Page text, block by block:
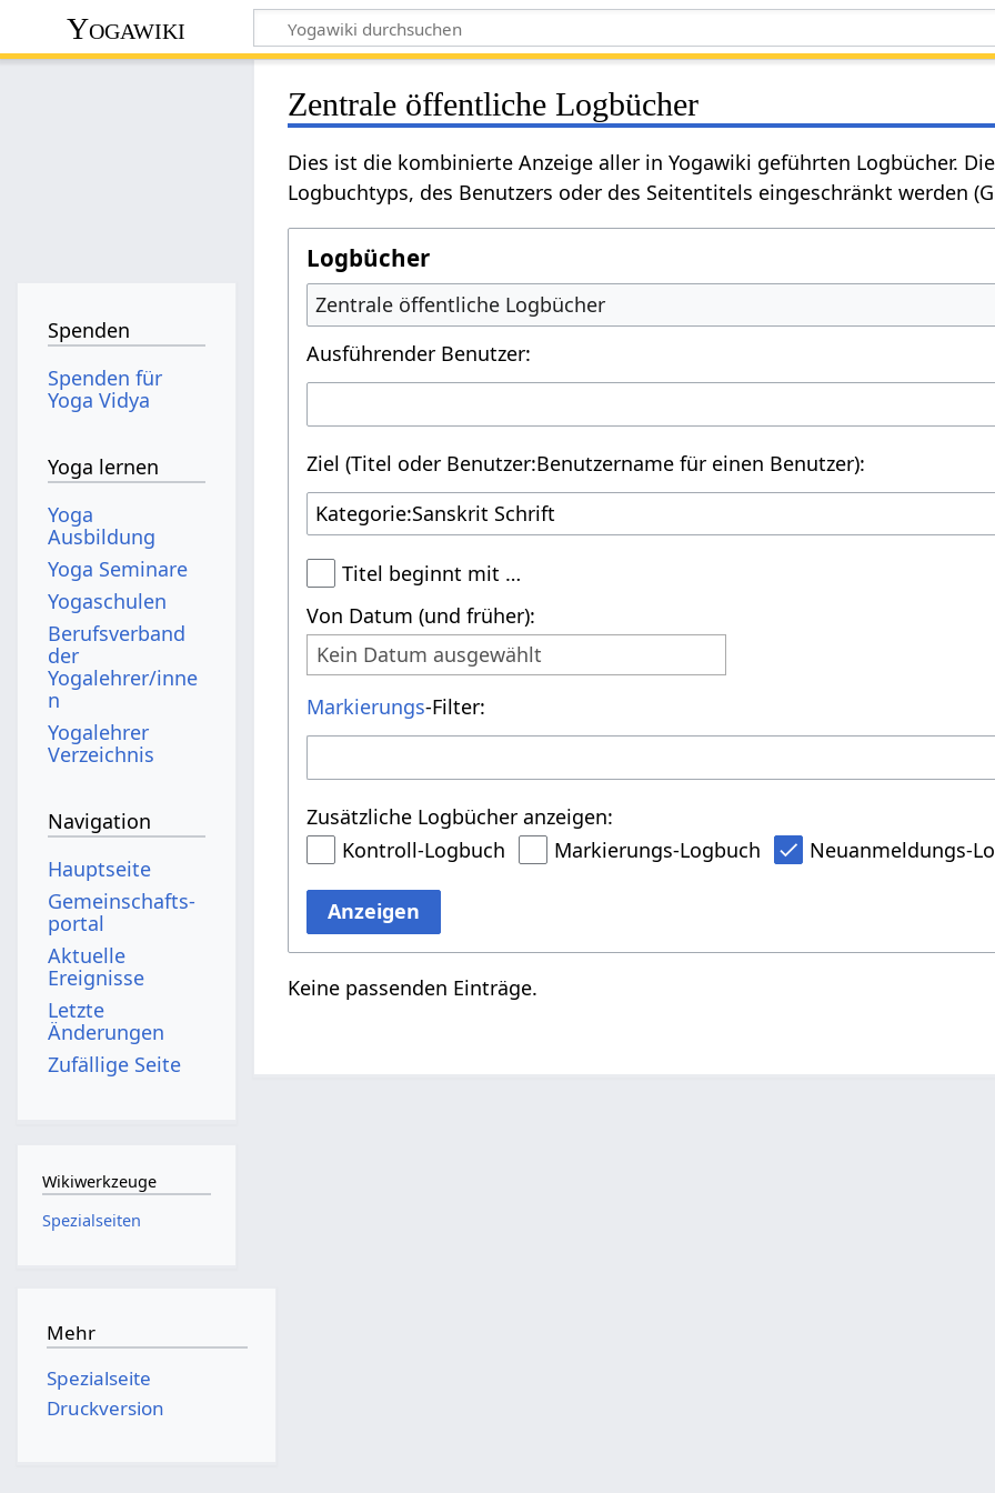
Yogawiki
Zentrale öffentliche Logbücher
Dies ist die kombinierte Anzeige aller in Yogawiki geführten Logbücher.
Logbuchtyps, des Benutzers oder des Seitentitels eingeschränkt werden
Logbücher
Zentrale öffentliche Logbücher
Ausführender Benutzer:
Ziel (Titel oder Benutzer:Benutzername für einen Benutzer):
Titel beginnt mit …
Von Datum (und früher):
Kein Datum ausgewählt
Markierungs-Filter:
Zusätzliche Logbücher anzeigen:
Kontroll-Logbuch
Markierungs-Logbuch Neuanmeldungs-
Anzeigen
Keine passenden Einträge.
Spenden
Spenden für
Yoga Vidya
Yoga lernen
Yoga
Ausbildung
Yoga Seminare
Yogaschulen
Berufsverband
der
Yogalehrer/inne
n
Yogalehrer
Verzeichnis
Navigation
Hauptseite
Gemeinschafts­
portal
Aktuelle
Ereignisse
Letzte
Änderungen
Zufällige Seite
Wikiwerkzeuge
Spezialseiten
Mehr
Spezialseite
Druckversion